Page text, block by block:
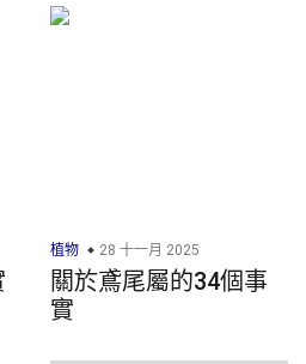
植物 28 十一月 2025
關於鳶尾屬的34個事
實